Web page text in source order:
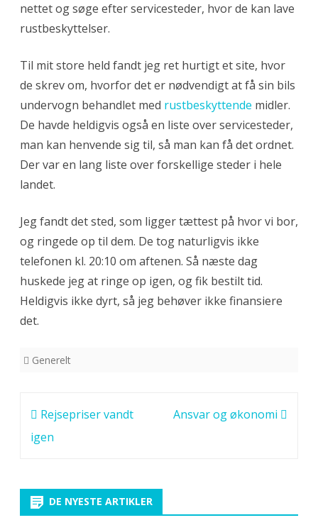
nettet og søge efter servicesteder, hvor de kan lave
rustbeskyttelser.
Til mit store held fandt jeg ret hurtigt et site, hvor
de skrev om, hvorfor det er nødvendigt at få sin bils
undervogn behandlet med rustbeskyttende midler.
De havde heldigvis også en liste over servicesteder,
man kan henvende sig til, så man kan få det ordnet.
Der var en lang liste over forskellige steder i hele
landet.
Jeg fandt det sted, som ligger tættest på hvor vi bor,
og ringede op til dem. De tog naturligvis ikke
telefonen kl. 20:10 om aftenen. Så næste dag
huskede jeg at ringe op igen, og fik bestilt tid.
Heldigvis ikke dyrt, så jeg behøver ikke finansiere
det.
Generelt
Indlægsnavigation
Rejsepriser vandt
igen
Ansvar og økonomi
DE NYESTE ARTIKLER